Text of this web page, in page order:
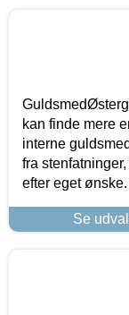
kan finde mere
interne
fra
efter eget
Se